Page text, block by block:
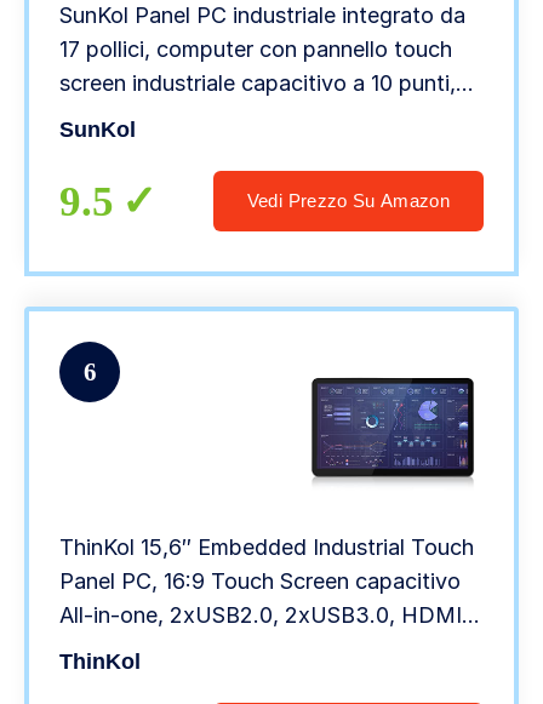
SunKol Panel PC industriale integrato da
17 pollici, computer con pannello touch
screen industriale capacitivo a 10 punti,
2xUSB 3.0, HDMI, 2xRS232, 2xLAN (i3-
SunKol
9.5 Vedi Prezzo Su Amazon
6
ThinKol 15,6″ Embedded Industrial Touch
Panel PC, 16:9 Touch Screen capacitivo
All-in-one, 2xUSB2.0, 2xUSB3.0, HDMI,
VGA, 2xRS232, LAN (i5-3210M, 8G-
ThinKol